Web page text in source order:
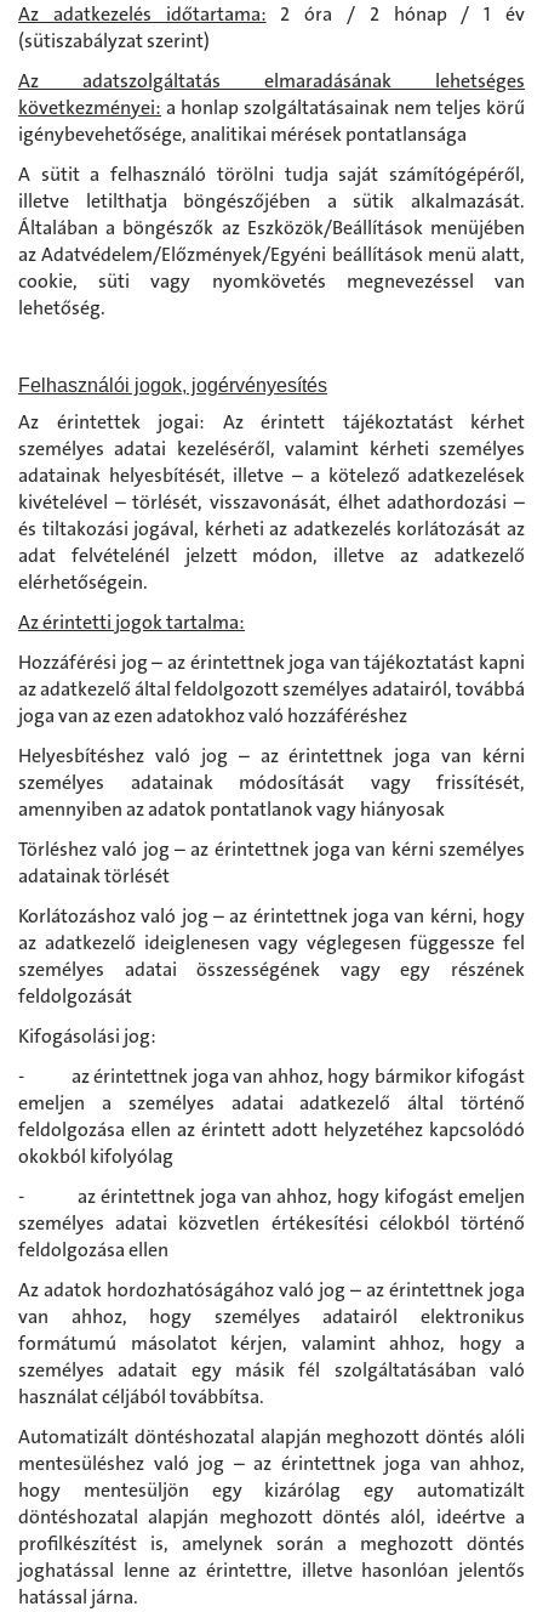
Az adatkezelés időtartama: 2 óra / 2 hónap / 1 év
(sütiszabályzat szerint)
Az adatszolgáltatás elmaradásának lehetséges
következményei: a honlap szolgáltatásainak nem teljes körű
igénybevehetősége, analitikai mérések pontatlansága
A sütit a felhasználó törölni tudja saját számítógépéről,
illetve letilthatja böngészőjében a sütik alkalmazását.
Általában a böngészők az Eszközök/Beállítások menüjében
az Adatvédelem/Előzmények/Egyéni beállítások menü alatt,
cookie, süti vagy nyomkövetés megnevezéssel van
lehetőség.
Felhasználói jogok, jogérvényesítés
Az érintettek jogai: Az érintett tájékoztatást kérhet
személyes adatai kezeléséről, valamint kérheti személyes
adatainak helyesbítését, illetve – a kötelező adatkezelések
kivételével – törlését, visszavonását, élhet adathordozási –
és tiltakozási jogával, kérheti az adatkezelés korlátozását az
adat felvételénél jelzett módon, illetve az adatkezelő
elérhetőségein.
Az érintetti jogok tartalma:
Hozzáférési jog – az érintettnek joga van tájékoztatást kapni
az adatkezelő által feldolgozott személyes adatairól, továbbá
joga van az ezen adatokhoz való hozzáféréshez
Helyesbítéshez való jog – az érintettnek joga van kérni
személyes adatainak módosítását vagy frissítését,
amennyiben az adatok pontatlanok vagy hiányosak
Törléshez való jog – az érintettnek joga van kérni személyes
adatainak törlését
Korlátozáshoz való jog – az érintettnek joga van kérni, hogy
az adatkezelő ideiglenesen vagy véglegesen függessze fel
személyes adatai összességének vagy egy részének
feldolgozását
Kifogásolási jog:
- az érintettnek joga van ahhoz, hogy bármikor kifogást
emeljen a személyes adatai adatkezelő által történő
feldolgozása ellen az érintett adott helyzetéhez kapcsolódó
okokból kifolyólag
- az érintettnek joga van ahhoz, hogy kifogást emeljen
személyes adatai közvetlen értékesítési célokból történő
feldolgozása ellen
Az adatok hordozhatóságához való jog – az érintettnek joga
van ahhoz, hogy személyes adatairól elektronikus
formátumú másolatot kérjen, valamint ahhoz, hogy a
személyes adatait egy másik fél szolgáltatásában való
használat céljából továbbítsa.
Automatizált döntéshozatal alapján meghozott döntés alóli
mentesüléshez való jog – az érintettnek joga van ahhoz,
hogy mentesüljön egy kizárólag egy automatizált
döntéshozatal alapján meghozott döntés alól, ideértve a
profilkészítést is, amelynek során a meghozott döntés
joghatással lenne az érintettre, illetve hasonlóan jelentős
hatással járna.